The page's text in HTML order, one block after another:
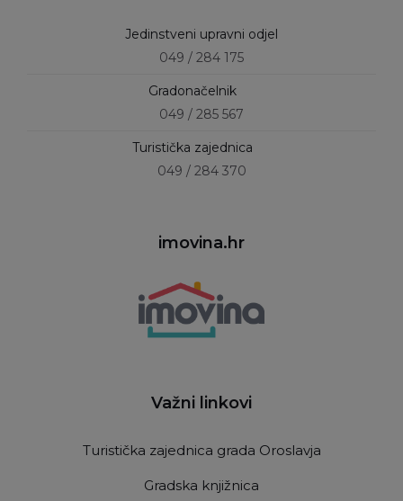
Jedinstveni upravni odjel
049 / 284 175
Gradonačelnik
049 / 285 567
Turistička zajednica
049 / 284 370
imovina.hr
Važni linkovi
Turistička zajednica grada Oroslavja
Gradska knjižnica